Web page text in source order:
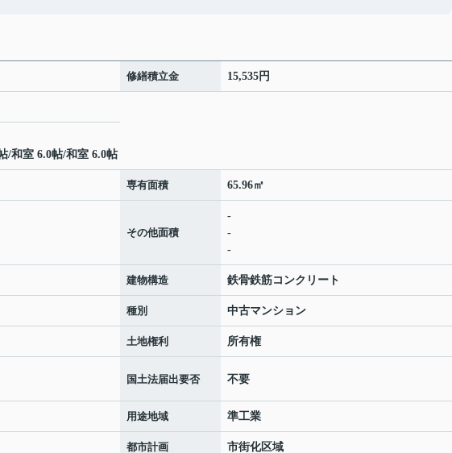
修繕積立金 15,535円
/和室 6.0帖/和室 6.0帖
専有面積 65.96㎡
その他面積
-
-
-
建物構造 鉄骨鉄筋コンクリート
種別 中古マンション
土地権利 所有権
国土法届出要否 不要
用途地域 準工業
都市計画 市街化区域